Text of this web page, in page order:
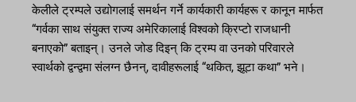
केलीले ट्रम्पले उद्योगलाई समर्थन गर्ने कार्यकारी कार्यहरू र कानून मार्फत
“गर्वका साथ संयुक्त राज्य अमेरिकालाई विश्वको क्रिप्टो राजधानी
बनाएको” बताइन्। उनले जोड दिइन् कि ट्रम्प वा उनको परिवारले
स्वार्थको द्वन्द्वमा संलग्न छैनन्, दावीहरूलाई “थकित, झूटा कथा” भने।